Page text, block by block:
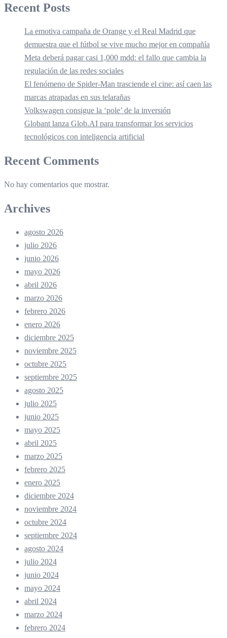
Recent Posts
La emotiva campaña de Orange y el Real Madrid que
demuestra que el fútbol se vive mucho mejor en compañía
Meta deberá pagar casi 1,000 mdd: el fallo que cambia la
regulación de las redes sociales
El fenómeno de Spider-Man trasciende el cine: así caen las
marcas atrapadas en sus telarañas
Volkswagen consigue la ‘pole’ de la inversión
Globant lanza Glob.AI para transformar los servicios
tecnológicos con inteligencia artificial
Recent Comments
No hay comentarios que mostrar.
Archives
agosto 2026
julio 2026
junio 2026
mayo 2026
abril 2026
marzo 2026
febrero 2026
enero 2026
diciembre 2025
noviembre 2025
octubre 2025
septiembre 2025
agosto 2025
julio 2025
junio 2025
mayo 2025
abril 2025
marzo 2025
febrero 2025
enero 2025
diciembre 2024
noviembre 2024
octubre 2024
septiembre 2024
agosto 2024
julio 2024
junio 2024
mayo 2024
abril 2024
marzo 2024
febrero 2024